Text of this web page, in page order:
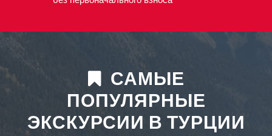
САМЫЕ
ПОПУЛЯРНЫЕ
ЭКСКУРСИИ В ТУРЦИИ